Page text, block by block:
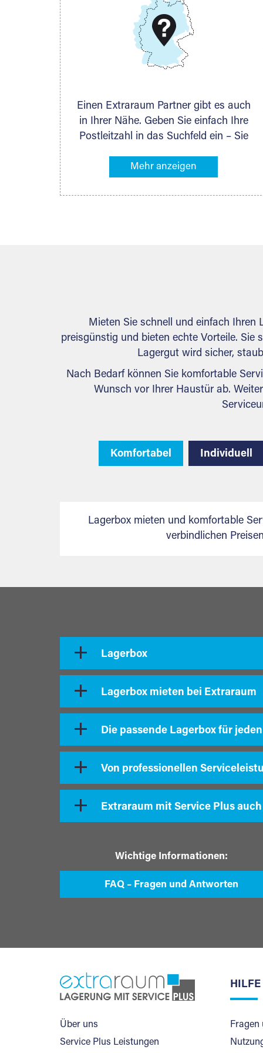
+49 6145 5442 - 404
thorsten.klemt@extraraum.de
DMG Aktiengesellschaft
Schieferstein 11A
Einen Extraraum Partner gibt es auch
in Ihrer Nähe. Geben Sie einfach Ihre
Postleitzahl in das Suchfeld ein – Sie
Partners mit Lagermöglichkeiten in
können Sie anschließend Ihren
Mieten Sie schnell und einfach Ihren
preisgünstig und bieten echte Vorteile. Sie
Lagergut wird sicher,
Nach Bedarf können Sie komfortable
Wunsch vor Ihrer Haustür ab.
Komfortabel Individuell
Lagerbox mieten und komfortable
verbindlichen
Lagerbox
Lagerbox mieten bei Extraraum
Die passende Lagerbox für
Von professionellen
Extraraum mit Service Plus
Wichtige Informationen:
FAQ – Fragen und Antworten
Über uns
Service Plus Leistungen
HILFE